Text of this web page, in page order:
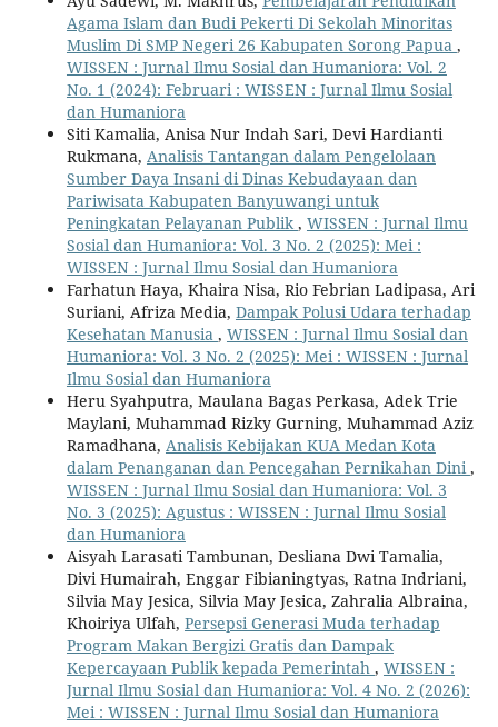
Agama Islam dan Budi Pekerti Di Sekolah Minoritas
Muslim Di SMP Negeri 26 Kabupaten Sorong Papua ,
WISSEN : Jurnal Ilmu Sosial dan Humaniora: Vol. 2
No. 1 (2024): Februari : WISSEN : Jurnal Ilmu Sosial
dan Humaniora
Siti Kamalia, Anisa Nur Indah Sari, Devi Hardianti
Rukmana, Analisis Tantangan dalam Pengelolaan
Sumber Daya Insani di Dinas Kebudayaan dan
Pariwisata Kabupaten Banyuwangi untuk
Peningkatan Pelayanan Publik , WISSEN : Jurnal Ilmu
Sosial dan Humaniora: Vol. 3 No. 2 (2025): Mei :
WISSEN : Jurnal Ilmu Sosial dan Humaniora
Farhatun Haya, Khaira Nisa, Rio Febrian Ladipasa, Ari
Suriani, Afriza Media, Dampak Polusi Udara terhadap
Kesehatan Manusia , WISSEN : Jurnal Ilmu Sosial dan
Humaniora: Vol. 3 No. 2 (2025): Mei : WISSEN : Jurnal
Ilmu Sosial dan Humaniora
Heru Syahputra, Maulana Bagas Perkasa, Adek Trie
Maylani, Muhammad Rizky Gurning, Muhammad Aziz
Ramadhana, Analisis Kebijakan KUA Medan Kota
dalam Penanganan dan Pencegahan Pernikahan Dini,
WISSEN : Jurnal Ilmu Sosial dan Humaniora: Vol. 3
No. 3 (2025): Agustus : WISSEN : Jurnal Ilmu Sosial
dan Humaniora
Aisyah Larasati Tambunan, Desliana Dwi Tamalia,
Divi Humairah, Enggar Fibianingtyas, Ratna Indriani,
Silvia May Jesica, Silvia May Jesica, Zahralia Albraina,
Khoiriya Ulfah, Persepsi Generasi Muda terhadap
Program Makan Bergizi Gratis dan Dampak
Kepercayaan Publik kepada Pemerintah , WISSEN :
Jurnal Ilmu Sosial dan Humaniora: Vol. 4 No. 2 (2026):
Mei : WISSEN : Jurnal Ilmu Sosial dan Humaniora